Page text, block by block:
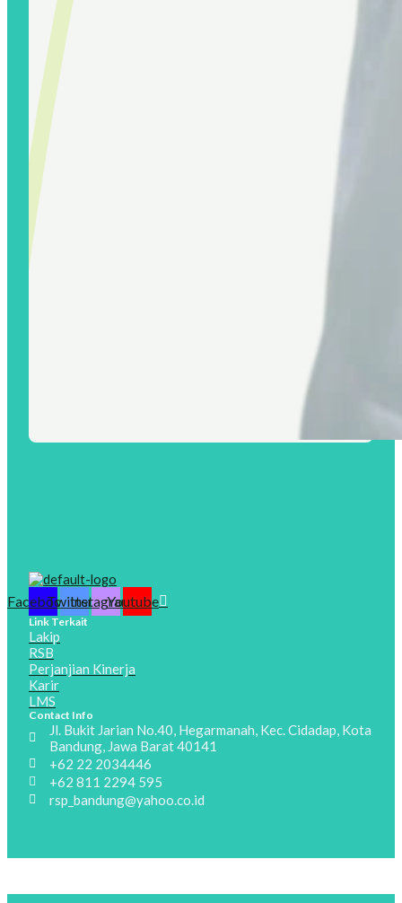
FacebookTwitterInstagramYoutube
Link Terkait
Lakip
RSB
Perjanjian Kinerja
Karir
LMS
Contact Info
Jl. Bukit Jarian No.40, Hegarmanah, Kec. Cidadap, Kota
Bandung, Jawa Barat 40141
+62 22 2034446
+62 811 2294 595
rsp_bandung@yahoo.co.id